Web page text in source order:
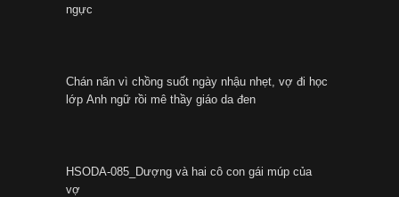
ngực
Chán nãn vì chồng suốt ngày nhậu nhẹt, vợ đi học
lớp Anh ngữ rồi mê thầy giáo da đen
HSODA-085_Dượng và hai cô con gái múp của
vợ